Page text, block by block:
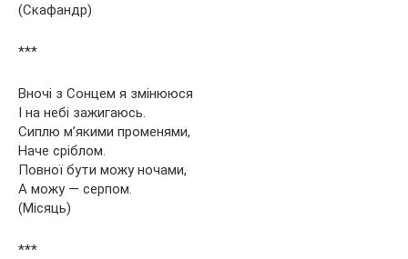
(Скафандр)
***
Вночі з Сонцем я змінююся
І на небі зажигаюсь.
Сиплю м’якими променями,
Наче сріблом.
Повної бути можу ночами,
А можу — серпом.
(Місяць)
***